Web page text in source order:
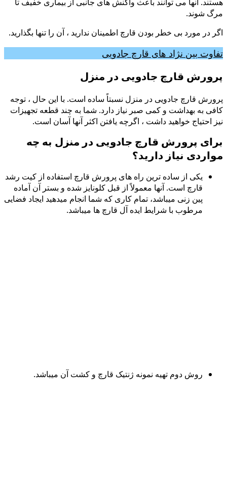
مرگ شوند.
اگر در مورد بی خطر بودن قارچ اطمینان ندارید ، آن را تنها بگذارید.
تفاوت بین نژاد های قارچ جادویی
پرورش قارچ جادویی در منزل
پرورش قارچ جادویی در منزل نسبتاً ساده است. با این حال ، توجه
کافی به بهداشت و کمی صبر نیاز دارد. شما به چند قطعه تجهیزات
نیز احتیاج خواهید داشت ، اگرچه یافتن اکثر آنها آسان است.
برای پرورش قارچ جادویی در منزل به چه
مواردی نیاز دارید؟
یکی از ساده ترین راه های پرورش قارچ استفاده از کیت رشد
قارچ است. آنها معمولاً از قبل کلونایز شده و بستر آن آماده
پین زنی میباشد، تمام کاری که شما انجام میدهید ایجاد فضایی
مرطوب با شرایط ایده آل قارچ ها میباشد.
روش دوم تهیه نمونه ژنتیک قارچ و کشت آن میباشد.